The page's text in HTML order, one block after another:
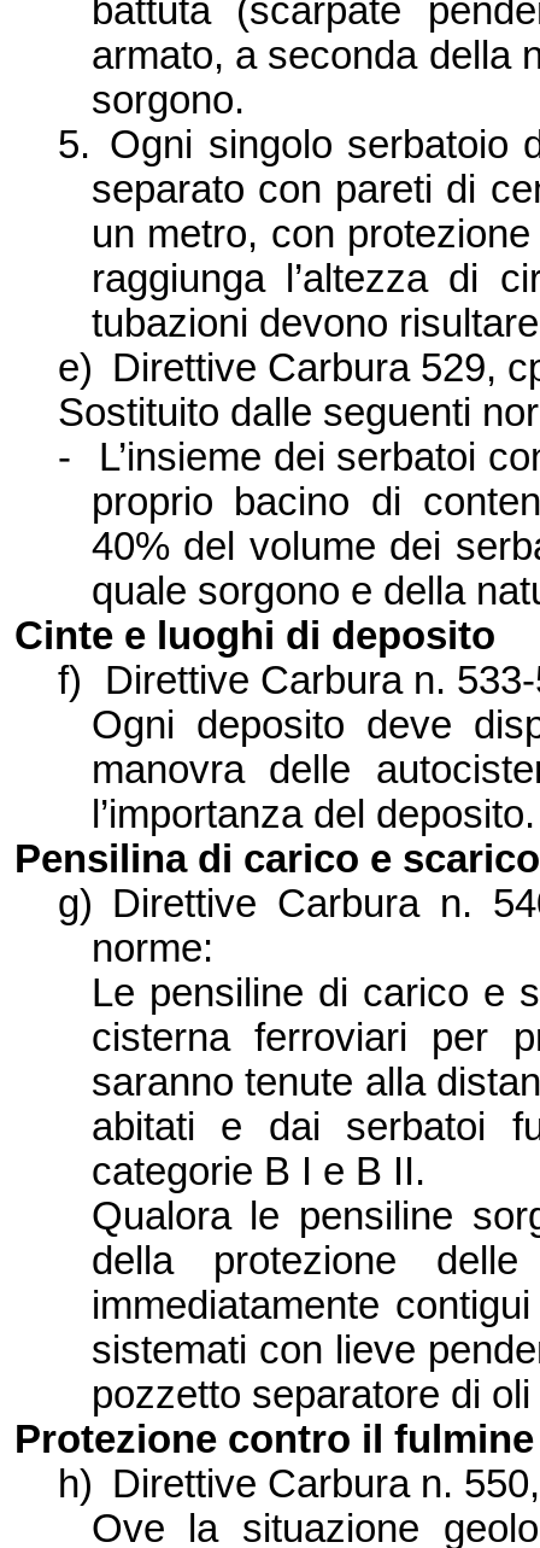
battuta (scarpate
armato, a seconda della
sorgono.
5. Ogni singolo serbatoio
separato con pareti di
un metro, con
raggiunga l’altezza di
tubazioni devono
e) Direttive Carbura 529,
Sostituito dalle seguenti
-
L’insieme dei serbatoi
proprio bacino di
40% del volume dei
quale sorgono e della
Cinte e luoghi di deposito
f)
Direttive Carbura n.
Ogni deposito deve
manovra delle
l’importanza del deposito.
Pensilina di carico e
g) Direttive Carbura n.
norme:
Le pensiline di carico e
cisterna ferroviari per
saranno tenute alla
abitati e dai serbatoi
categorie B I e B II.
Qualora le pensiline
della protezione
immediatamente
sistemati con lieve
pozzetto separatore di
Protezione contro il fulmine
h) Direttive Carbura n.
Ove la situazione